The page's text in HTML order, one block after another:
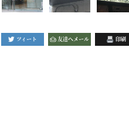
ツィート 友達へメール 印刷